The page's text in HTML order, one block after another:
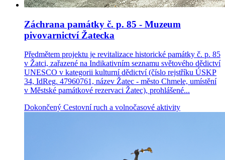
Záchrana památky č. p. 85 - Muzeum
pivovarnictví Žatecka
Předmětem projektu je revitalizace historické památky č. p. 85
v Žatci, zařazené na Indikativním seznamu světového dědictví
UNESCO v kategorii kulturní dědictví (číslo rejstříku ÚSKP
34, IdReg. 47960761, název Žatec - město Chmele, umístění
v Městské památkové rezervaci Žatec), prohlášené...
Dokončený Cestovní ruch a volnočasové aktivity